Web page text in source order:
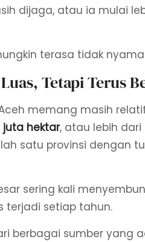
dijaga, atau ia mulai
terasa tidak
Tetapi Terus
memang masih
juta hektar, atau lebih dari
satu provinsi dengan
sering kali
terjadi setiap tahun.
berbagai sumber yang